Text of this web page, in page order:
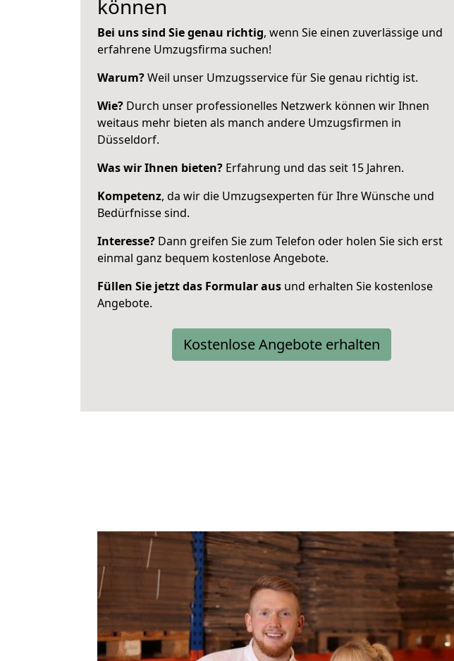
können
Bei uns sind Sie genau richtig, wenn Sie einen zuverlässige und
erfahrene Umzugsfirma suchen!
Warum?Weil unser Umzugsservice für Sie genau richtig ist.
Wie? Durch unser professionelles Netzwerk können wir Ihnen
weitaus mehr bieten als manch andere Umzugsfirmen in
Düsseldorf.
Was wir Ihnen bieten? Erfahrung und das seit 15 Jahren.
Kompetenz, da wir die Umzugsexperten für Ihre Wünsche und
Bedürfnisse sind.
Interesse? Dann greifen Sie zum Telefon oder holen Sie sich erst
einmal ganz bequem kostenlose Angebote.
Füllen Sie jetzt das Formular aus und erhalten Sie kostenlose
Angebote.
Kostenlose Angebote erhalten